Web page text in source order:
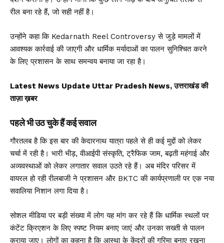
रील बना रहे हैं, जो सही नहीं है।
उन्होंने कहा कि Kedarnath Reel Controversy से जुड़े मामलों में
आवश्यक कार्रवाई की जाएगी और धार्मिक मर्यादाओं का पालन सुनिश्चित करने
के लिए प्रशासन के साथ समन्वय बनाया जा रहा है।
Latest News Update Uttar Pradesh News, उत्तराखंड की
ताज़ा ख़बर
पहले भी उठ चुके हैं कई सवाल
गौरतलब है कि इस बार की केदारनाथ यात्रा पहले से ही कई मुद्दों को लेकर
चर्चा में रही है। भारी भीड़, वीआईपी संस्कृति, ट्रैफिक जाम, बढ़ती महंगाई और
अव्यवस्थाओं को लेकर लगातार सवाल उठते रहे हैं। अब मंदिर परिसर में
वायरल हो रही रीलबाजी ने प्रशासन और BKTC की कार्यप्रणाली पर एक नया
सवालिया निशान लगा दिया है।
सोशल मीडिया पर बड़ी संख्या में लोग यह मांग कर रहे हैं कि धार्मिक स्थलों पर
कंटेंट क्रिएशन के लिए स्पष्ट नियम बनाए जाएं और उनका सख्ती से पालन
कराया जाए। लोगों का कहना है कि आस्था के केंद्रों की गरिमा बनाए रखना